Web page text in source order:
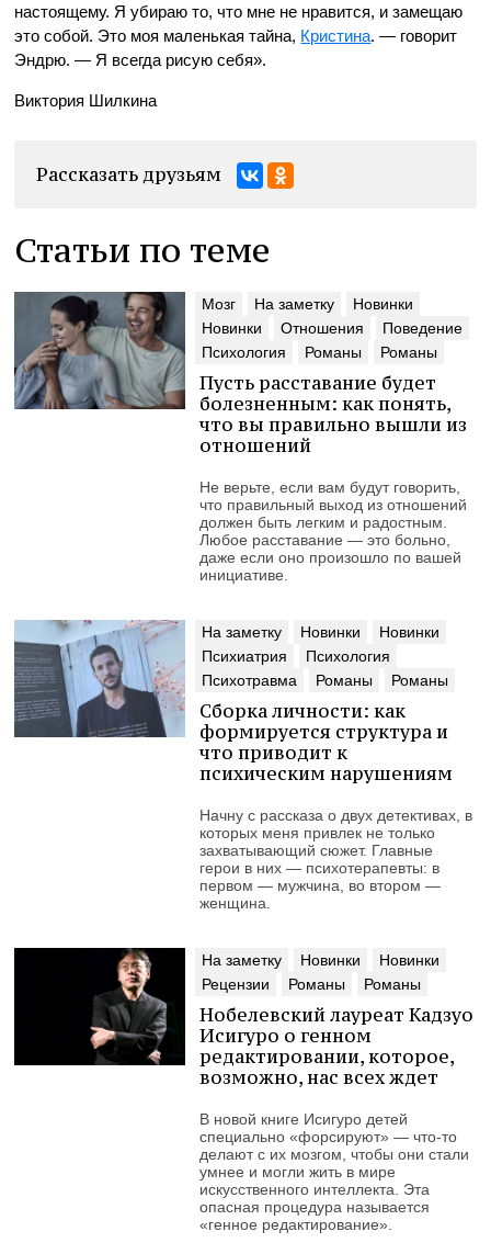
настоящему. Я убираю то, что мне не нравится, и замещаю
это собой. Это моя маленькая тайна, Кристина. — говорит
Эндрю. — Я всегда рисую себя».
Виктория Шилкина
Рассказать друзьям
Статьи по теме
Мозг На заметку
Новинки
Новинки
Отношения
Поведение
Психология
Романы Романы
Пусть расставание будет
болезненным: как понять,
что вы правильно вышли из
отношений
Не верьте, если вам будут говорить,
что правильный выход из отношений
должен быть легким и радостным.
Любое расставание — это больно,
даже если оно произошло по вашей
инициативе.
На заметку Новинки
Новинки
Психиатрия
Психология
Психотравма
Романы Романы
Сборка личности: как
формируется структура и
что приводит к
психическим нарушениям
Начну с рассказа о двух детективах, в
которых меня привлек не только
захватывающий сюжет. Главные
герои в них — психотерапевты: в
первом — мужчина, во втором —
женщина.
На заметку Новинки
Новинки
Рецензии
Романы Романы
Нобелевский лауреат Кадзуо
Исигуро о генном
редактировании, которое,
возможно, нас всех ждет
В новой книге Исигуро детей
специально «форсируют» — что-то
делают с их мозгом, чтобы они стали
умнее и могли жить в мире
искусственного интеллекта. Эта
опасная процедура называется
«генное редактирование».